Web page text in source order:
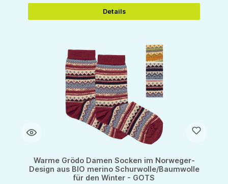
Details
Warme Grödo Damen Socken im Norweger-
Design aus BIO merino Schurwolle/Baumwolle
für den Winter - GOTS